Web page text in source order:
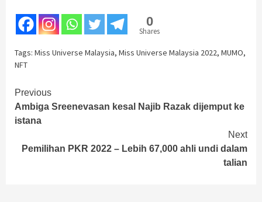
0
Shares
Tags: Miss Universe Malaysia, Miss Universe Malaysia 2022, MUMO,
NFT
Continue
Reading
Previous
Ambiga Sreenevasan kesal Najib Razak dijemput ke
istana
Next
Pemilihan PKR 2022 – Lebih 67,000 ahli undi dalam
talian